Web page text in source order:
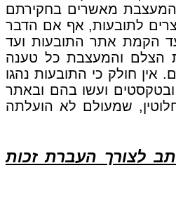
מאשרים בחקירתם
לתובעות, אף אם הדבר
הקמת אתר התובעות ועד
והמעצבת כל טענה
אין חולק כי התובעות נהגו
ועשו בהם ובאתר
שמעולם לא הועלתה
לצורך העברת זכות